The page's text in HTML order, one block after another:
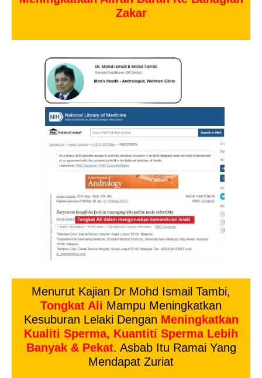
Zakar
Menurut Kajian Dr Mohd Ismail Tambi,
Tongkat Ali Mampu Meningkatkan
Kesuburan Lelaki Dengan Meningkatkan
Kualiti Sperma, Kuantiti Sperma Lebih
Banyak & Pekat. Asbab Itu Ramai Yang
Mendapat Zuriat